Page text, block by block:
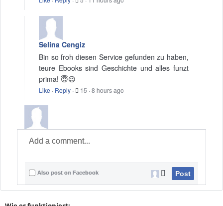
Selina Cengiz
Bin so froh diesen Service gefunden zu haben,
teure Ebooks sind Geschichte und alles funzt
prima! 😇😉
Like · Reply · 15 ·8 hours ago
Also post on Facebook Post